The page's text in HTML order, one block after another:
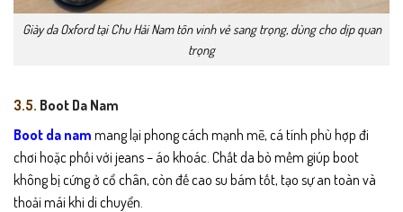
Giày da Oxford tại Chu Hải Nam tôn vinh vẻ sang trọng, dùng cho dịp quan
trọng
3.5. Boot Da Nam
Boot da nam mang lại phong cách mạnh mẽ, cá tính phù hợp đi
chơi hoặc phối với jeans – áo khoác. Chất da bò mềm giúp boot
không bị cứng ở cổ chân, còn đế cao su bám tốt, tạo sự an toàn và
thoải mái khi di chuyển.